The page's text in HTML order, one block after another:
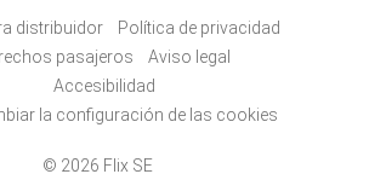
distribuidor
Política de privacidad
pasajeros
Aviso legal
Accesibilidad
la configuración de las cookies
© 2026 Flix SE